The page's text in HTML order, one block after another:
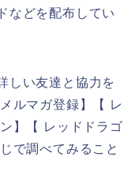
などを配布してい
しい友達と協力を
ルマガ登録】【 レ
】【 レッドドラゴ
で調べてみること